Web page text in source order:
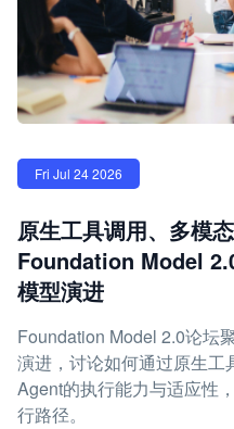
Fri Jul 24 2026
原生工具调用、多模
Foundation Model
模型演进
Foundation Model 2.0论坛
演进，讨论如何通过原生工
Agent的执行能力与适应性
行路径。